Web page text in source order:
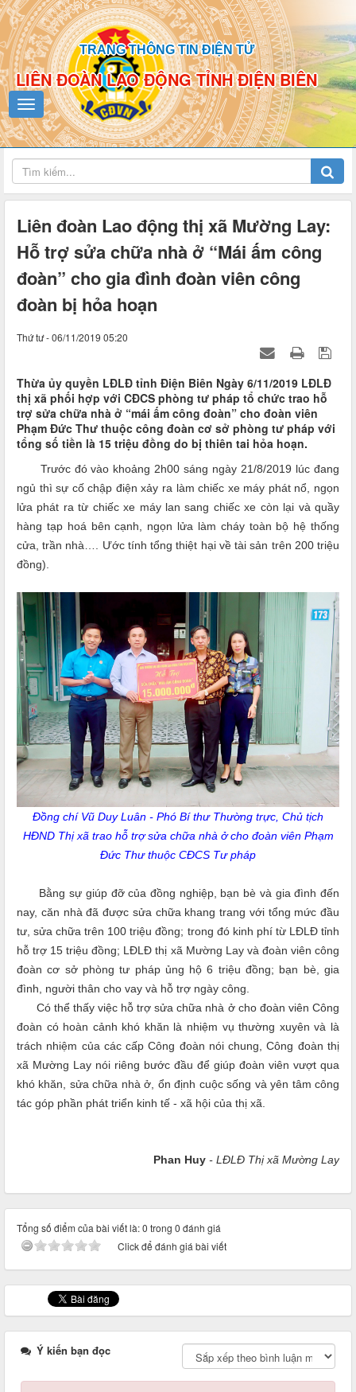
TRANG THÔNG TIN ĐIỆN TỬ
LIÊN ĐOÀN LAO ĐỘNG TỈNH ĐIỆN BIÊN
Liên đoàn Lao động thị xã Mường Lay:
Hỗ trợ sửa chữa nhà ở “Mái ấm công
đoàn” cho gia đình đoàn viên công
đoàn bị hỏa hoạn
Thứ tư - 06/11/2019 05:20
Thừa ủy quyền LĐLĐ tỉnh Điện Biên Ngày 6/11/2019 LĐLĐ
thị xã phối hợp với CĐCS phòng tư pháp tổ chức trao hỗ
trợ sửa chữa nhà ở “mái ấm công đoàn” cho đoàn viên
Phạm Đức Thư thuộc công đoàn cơ sở phòng tư pháp với
tổng số tiền là 15 triệu đồng do bị thiên tai hỏa hoạn.
Trước đó vào khoảng 2h00 sáng ngày 21/8/2019 lúc đang
ngủ thì sự cố chập điện xảy ra làm chiếc xe máy phát nổ, ngọn
lửa phát ra từ chiếc xe máy lan sang chiếc xe còn lại và quầy
hàng tạp hoá bên cạnh, ngọn lửa làm cháy toàn bộ hệ thống
cửa, trần nhà…. Ước tính tổng thiệt hại về tài sản trên 200 triệu
đồng).
Đồng chí Vũ Duy Luân - Phó Bí thư Thường trực, Chủ tịch
HĐND Thị xã trao hỗ trợ sửa chữa nhà ở cho đoàn viên Phạm
Đức Thư thuộc CĐCS Tư pháp
Bằng sự giúp đỡ của đồng nghiệp, bạn bè và gia đình đến
nay, căn nhà đã được sửa chữa khang trang với tổng mức đầu
tư, sửa chữa trên 100 triệu đồng; trong đó kinh phí từ LĐLĐ tỉnh
hỗ trợ 15 triệu đồng; LĐLĐ thị xã Mường Lay và đoàn viên công
đoàn cơ sở phòng tư pháp ủng hộ 6 triệu đồng; bạn bè, gia
đình, người thân cho vay và hỗ trợ ngày công.
Có thể thấy việc hỗ trợ sửa chữa nhà ở cho đoàn viên Công
đoàn có hoàn cảnh khó khăn là nhiệm vụ thường xuyên và là
trách nhiệm của các cấp Công đoàn nói chung, Công đoàn thị
xã Mường Lay nói riêng bước đầu để giúp đoàn viên vượt qua
khó khăn, sửa chữa nhà ở, ổn định cuộc sống và yên tâm công
tác góp phần phát triển kinh tế - xã hội của thị xã.
Phan Huy - LĐLĐ Thị xã Mường Lay
Tổng số điểm của bài viết là: 0 trong 0 đánh giá
Click để đánh giá bài viết
Ý kiến bạn đọc